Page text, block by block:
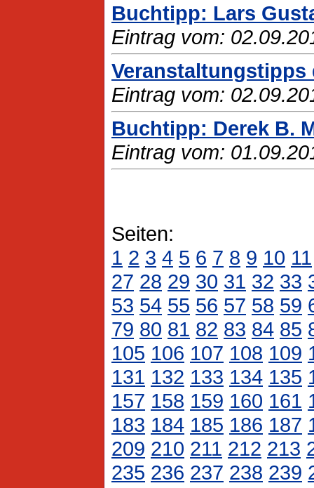
Buchtipp: Lars
Eintrag vom:
Veranstaltungstipps
Eintrag vom:
Buchtipp: Derek B.
Eintrag vom:
Seiten:
1 2 3 4 5 6 7 8 9 10 11
27 28 29 30 31 32 33
53 54 55 56 57 58 59
79 80 81 82 83 84 85
105 106 107 108 109
131 132 133 134 135
157 158 159 160 161
183 184 185 186 187
209 210 211 212 213
235 236 237 238 239